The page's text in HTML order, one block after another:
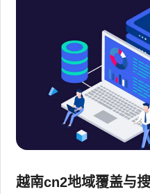
越南cn2地域覆盖与